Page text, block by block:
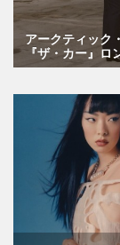
アークティック
『ザ・カー』